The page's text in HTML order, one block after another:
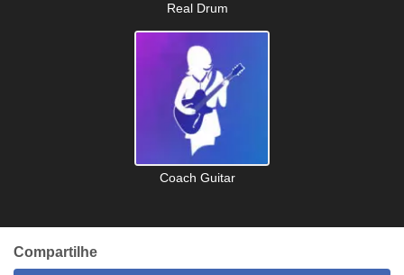
Real Drum
Coach Guitar
Compartilhe